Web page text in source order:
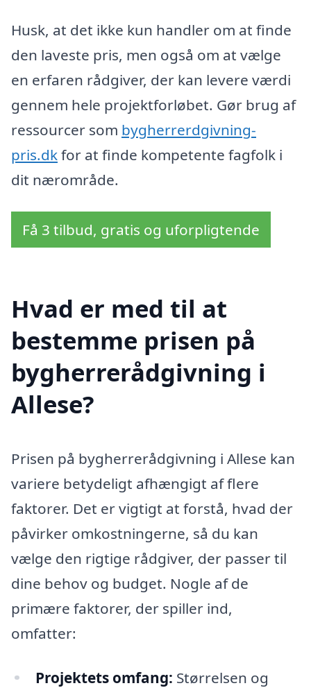
Husk, at det ikke kun handler om at finde
den laveste pris, men også om at vælge
en erfaren rådgiver, der kan levere værdi
gennem hele projektforløbet. Gør brug af
ressourcer som bygherrerdgivning-
pris.dkfor at finde kompetente fagfolk i
dit nærområde.
Få 3 tilbud, gratis og uforpligtende
Hvad er med til at
bestemme prisen på
bygherrerådgivning i
Allese?
Prisen på bygherrerådgivning i Allese kan
variere betydeligt afhængigt af flere
faktorer. Det er vigtigt at forstå, hvad der
påvirker omkostningerne, så du kan
vælge den rigtige rådgiver, der passer til
dine behov og budget. Nogle af de
primære faktorer, der spiller ind,
omfatter:
Projektets omfang: Størrelsen og